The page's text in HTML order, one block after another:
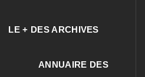
LE + DES ARCHIVES
ANNUAIRE DES